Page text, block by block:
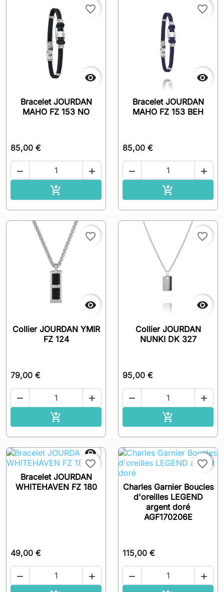

favorite_border
Bracelet JOURDAN
MAHO FZ 153 NO
85,00 €
 


favorite_border
Bracelet JOURDAN
MAHO FZ 153 BEH
85,00 €
 


favorite_border
Collier JOURDAN YMIR
FZ 124
79,00 €
 


favorite_border
Collier JOURDAN
NUNKI DK 327
95,00 €
 


favorite_border
Bracelet JOURDAN
WHITEHAVEN FZ 180
49,00 €
 

favorite_border
Charles Garnier Boucles
d'oreilles LEGEND
argent doré
AGF170206E
115,00 €
 